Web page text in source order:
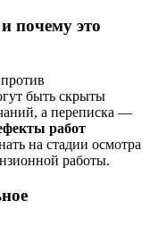
почему это
быть скрыты
а переписка —
работ
на стадии осмотра
работы.